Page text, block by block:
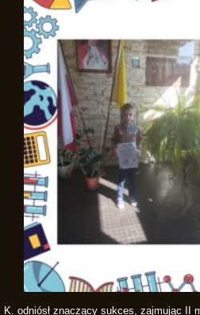
odniósł znaczący sukces, zajmując